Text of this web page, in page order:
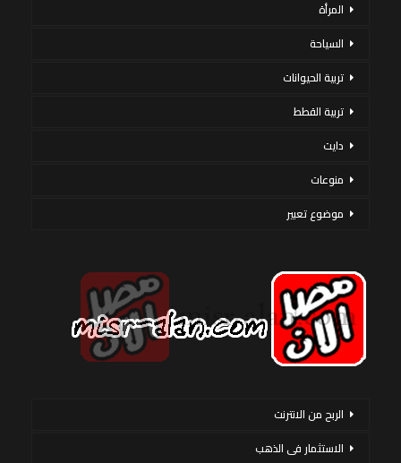
المرأة
السياحة
تربية الحيوانات
تربية القطط
دايت
منوعات
موضوع تعبير
الربح من الانترنت
الاستثمار فى الذهب